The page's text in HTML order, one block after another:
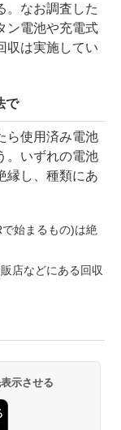
。なお調査した
ン電池や充電式
収は実施してい
で
ら使用済み電池
。いずれの電池
縁し、種類にあ
始まるもの)は絶
店などにある回収
示させる